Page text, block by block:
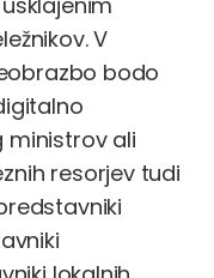
V
bodo
ministrov ali
resorjev tudi